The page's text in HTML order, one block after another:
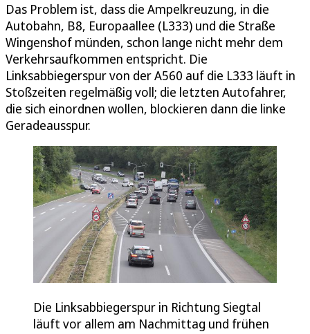
Das Problem ist, dass die Ampelkreuzung, in die
Autobahn, B8, Europaallee (L333) und die Straße
Wingenshof münden, schon lange nicht mehr dem
Verkehrsaufkommen entspricht. Die
Linksabbiegerspur von der A560 auf die L333 läuft in
Stoßzeiten regelmäßig voll; die letzten Autofahrer,
die sich einordnen wollen, blockieren dann die linke
Geradeausspur.
Die Linksabbiegerspur in Richtung Siegtal
läuft vor allem am Nachmittag und frühen